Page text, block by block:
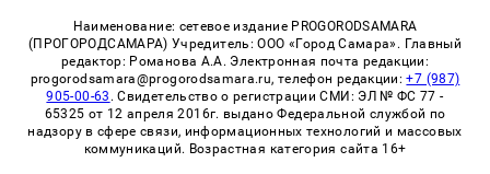
Наименование: сетевое издание PROGORODSAMARA
(ПРОГОРОДСАМАРА) Учредитель: ООО «Город Самара». Главный
редактор: Романова А.А. Электронная почта редакции:
progorodsamara@progorodsamara.ru, телефон редакции:+7 (987)
905-00-63 . Свидетельство о регистрации СМИ: ЭЛ № ФС 77 -
65325 от 12 апреля 2016г. выдано Федеральной службой по
надзору в сфере связи, информационных технологий и массовых
коммуникаций. Возрастная категория сайта 16+